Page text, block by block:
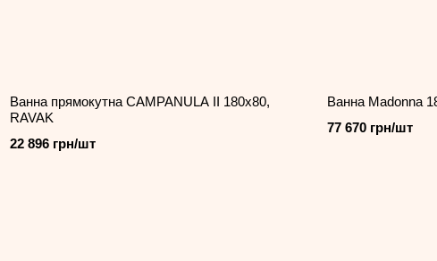
Ванна прямокутна CAMPANULA II 180x80,
RAVAK
22 896 грн/шт
Ванна Madonna
77 670 грн/шт